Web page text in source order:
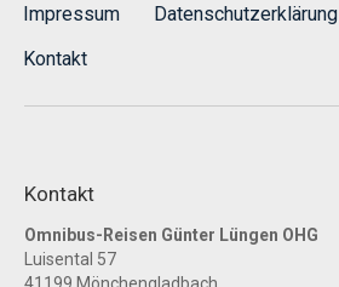
Impressum Datenschutzerklärung
Kontakt
Kontakt
Omnibus-Reisen Günter Lüngen OHG
Luisental 57